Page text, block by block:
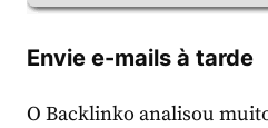
Envie e-mails à tarde
O Backlinko analisou